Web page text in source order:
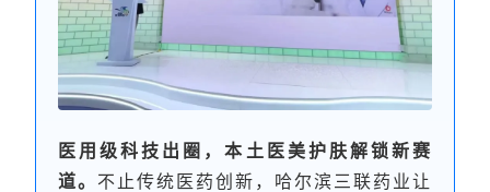
医用级科技出圈，本土医美护肤解锁新赛
道。 不止传统医药创新，哈尔滨三联药业让